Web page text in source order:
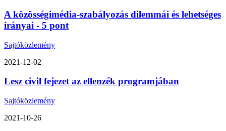
A közösségimédia-szabályozás dilemmái és lehetséges
irányai - 5 pont
Sajtóközlemény
2021-12-02
Lesz civil fejezet az ellenzék programjában
Sajtóközlemény
2021-10-26